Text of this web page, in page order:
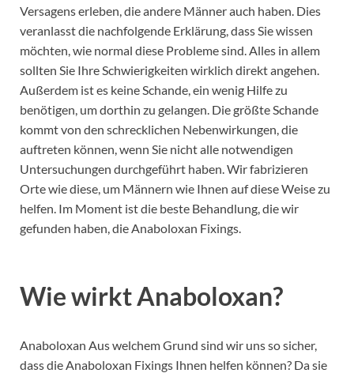
Versagens erleben, die andere Männer auch haben. Dies
veranlasst die nachfolgende Erklärung, dass Sie wissen
möchten, wie normal diese Probleme sind. Alles in allem
sollten Sie Ihre Schwierigkeiten wirklich direkt angehen.
Außerdem ist es keine Schande, ein wenig Hilfe zu
benötigen, um dorthin zu gelangen. Die größte Schande
kommt von den schrecklichen Nebenwirkungen, die
auftreten können, wenn Sie nicht alle notwendigen
Untersuchungen durchgeführt haben. Wir fabrizieren
Orte wie diese, um Männern wie Ihnen auf diese Weise zu
helfen. Im Moment ist die beste Behandlung, die wir
gefunden haben, die Anaboloxan Fixings.
Wie wirkt Anaboloxan?
Anaboloxan Aus welchem ​​Grund sind wir uns so sicher,
dass die Anaboloxan Fixings Ihnen helfen können? Da sie